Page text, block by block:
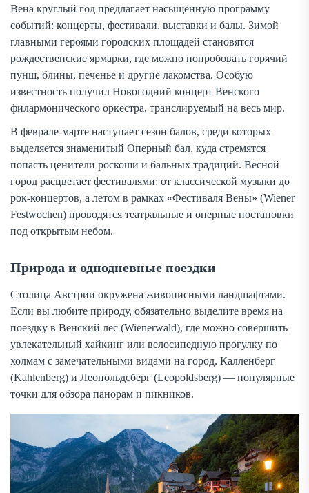
Вена круглый год предлагает насыщенную программу
событий: концерты, фестивали, выставки и балы. Зимой
главными героями городских площадей становятся
рождественские ярмарки, где можно попробовать горячий
пунш, блины, печенье и другие лакомства. Особую
известность получил Новогодний концерт Венского
филармонического оркестра, транслируемый на весь мир.
В феврале-марте наступает сезон балов, среди которых
выделяется знаменитый Оперный бал, куда стремятся
попасть ценители роскоши и бальных традиций. Весной
город расцветает фестивалями: от классической музыки до
рок-концертов, а летом в рамках «Фестиваля Вены» (Wiener
Festwochen) проводятся театральные и оперные постановки
под открытым небом.
Природа и однодневные поездки
Столица Австрии окружена живописными ландшафтами.
Если вы любите природу, обязательно выделите время на
поездку в Венский лес (Wienerwald), где можно совершить
увлекательный хайкинг или велосипедную прогулку по
холмам с замечательными видами на город. Калленберг
(Kahlenberg) и Леопольдсберг (Leopoldsberg) — популярные
точки для обзора панорам и пикников.